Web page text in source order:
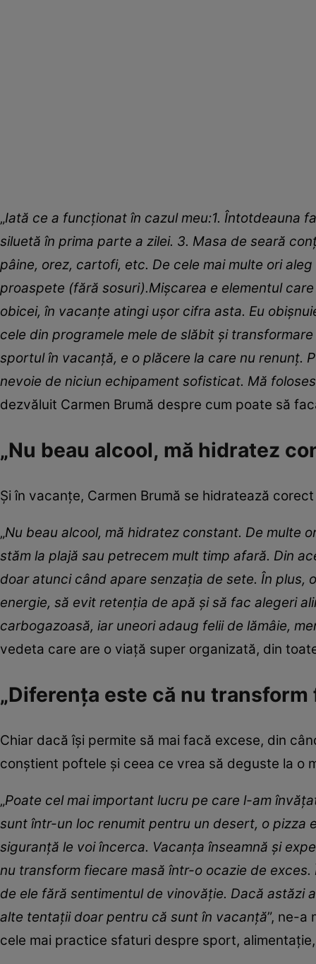
„Iată ce a funcționat în cazul meu:1. Întotdeauna
siluetă în prima parte a zilei. 3. Masa de seară
pâine, orez, cartofi, etc. De cele mai multe ori
proaspete (fără sosuri).Mișcarea e elementul
obicei, în vacanțe atingi ușor cifra asta. Eu
cele din programele mele de slăbit și
sportul în vacanță, e o plăcere la care nu renunț.
nevoie de niciun echipament sofisticat. Mă
dezvăluit Carmen Brumă despre cum poate să
„Nu beau alcool, mă hidratez
Și în vacanțe, Carmen Brumă se hidratează
„Nu beau alcool, mă hidratez constant. De multe
stăm la plajă sau petrecem mult timp afară. Din
doar atunci când apare senzația de sete. În plus,
energie, să evit retenția de apă și să fac alegeri
carbogazoasă, iar uneori adaug felii de lămâie,
vedeta care are o viață super organizată, din
„Diferența este că nu
Chiar dacă își permite să mai facă excese, din
conștient poftele și ceea ce vrea să deguste la o
„Poate cel mai important lucru pe care l-am
sunt într-un loc renumit pentru un desert, o pizza
siguranță le voi încerca. Vacanța înseamnă și
nu transform fiecare masă într-o ocazie de
de ele fără sentimentul de vinovăție. Dacă astăzi
alte tentații doar pentru că sunt în vacanță”, ne-a
cele mai practice sfaturi despre sport,